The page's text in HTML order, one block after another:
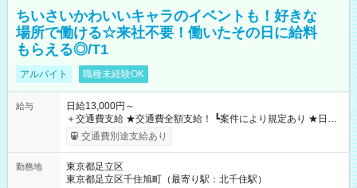
ちいさいかわいいキャラのイベントも！好きな
場所で働ける☆来社不要！働いたその日に給料
もらえる◎/T1
アルバイト 職種未経験OK
給与
日給13,000円～
＋交通費支給 ★交通費全額支給！ ┗案件により規定あり ★日払
いOK！（規定あり） ┗働いたその日に現金GET♪ お仕事後はコ
ンビニATMから 日払い分を引き落とせます！ 【試用期間】試
交通費別途支給あり
勤務地
東京都足立区
東京都足立区千住旭町（最寄り駅：北千住駅）